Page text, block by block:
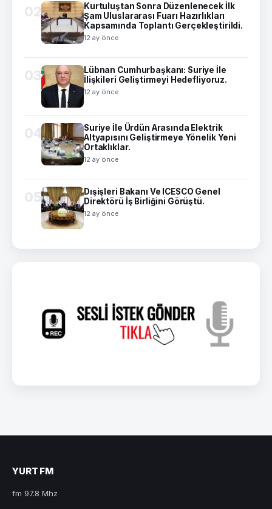
02
Kurtuluştan Sonra Düzenlenecek İlk
Şam Uluslararası Fuarı Hazırlıkları
Kapsamında Toplantı Gerçekleştirildi.
12 ay önce
03
Lübnan Cumhurbaşkanı: Suriye İle
İlişkileri Geliştirmeyi Hedefliyoruz.
12 ay önce
04
Suriye İle Ürdün Arasında Elektrik
Altyapısını Geliştirmeye Yönelik Yeni
Ortaklıklar.
12 ay önce
05
Dışişleri Bakanı Ve ICESCO Genel
Direktörü İş Birliğini Görüştü.
12 ay önce
YURT FM
fm 97.8 Mhz